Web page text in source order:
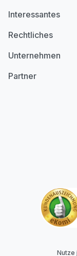
Interessantes
Rechtliches
Unternehmen
Partner
Nutze